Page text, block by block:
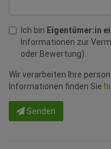
Ich bin Eigentümer:in
Informationen zur
oder Bewertung).
Wir verarbeiten Ihre
Informationen finden Sie
Senden